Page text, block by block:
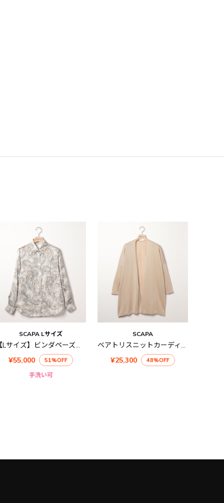
SCAPA Lサイズ
【Lサイズ】ビンダペーズリーブラウス
¥55,000
51%OFF
手洗い可
SCAPA
ベアトリスニットカーディガン
¥25,300
48%OFF